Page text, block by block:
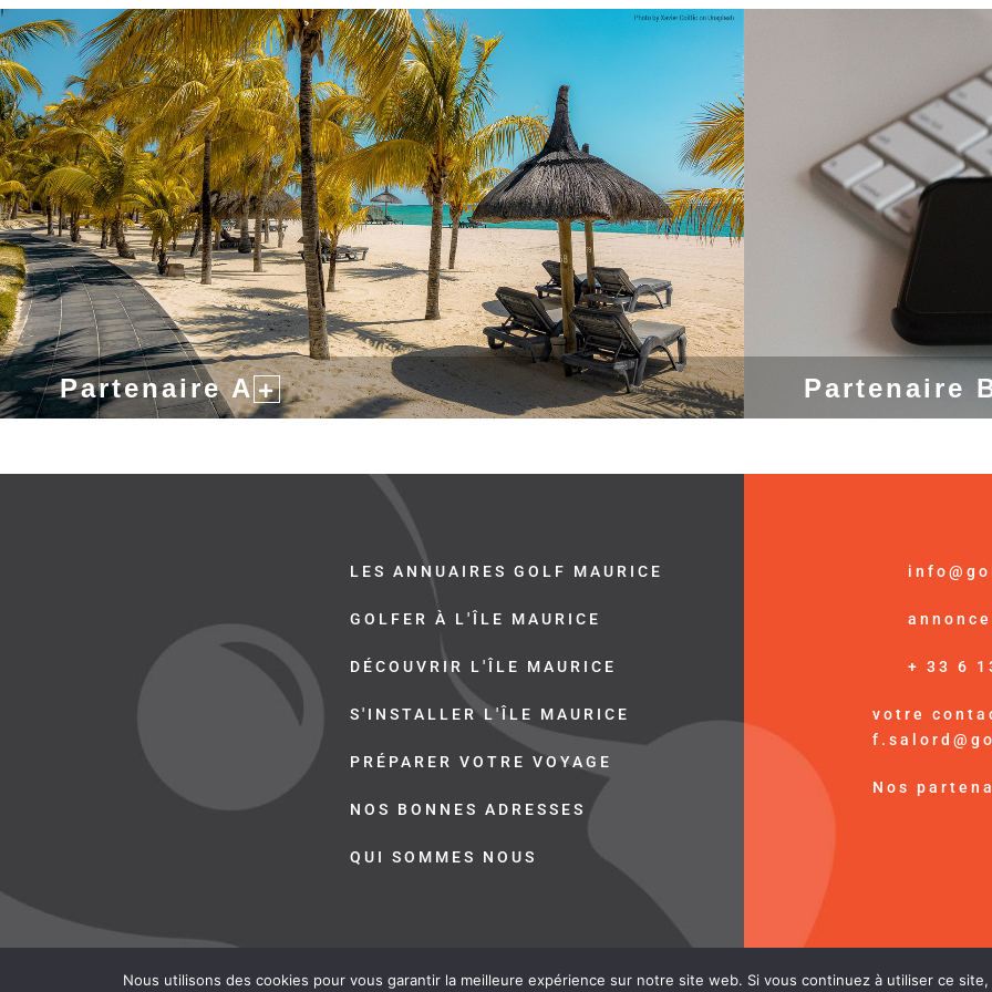
Partenaire A Partenaire
LES ANNUAIRES GOLF MAURICE
GOLFER À L'ÎLE MAURICE
DÉCOUVRIR L'ÎLE MAURICE
S'INSTALLER L'ÎLE MAURICE
PRÉPARER VOTRE VOYAGE
NOS BONNES ADRESSES
QUI SOMMES NOUS
+ 33 6
votre
Nos
Nous utilisons des cookies pour vous garantir la meilleure expérience sur notre site web. Si vous continuez à utiliser ce